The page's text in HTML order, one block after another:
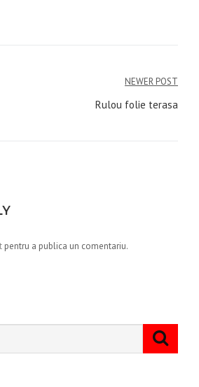
NEWER POST
Rulou folie terasa
pentru a publica un comentariu.